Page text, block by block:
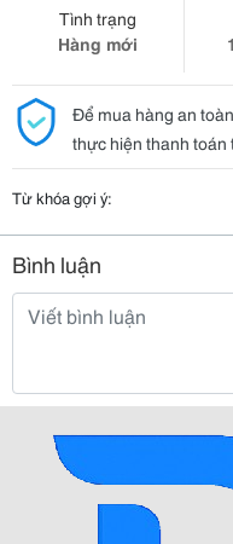
Tình trạng
Hàng mới
Để mua hàng an
thực hiện thanh
Từ khóa gợi ý:
Bình luận